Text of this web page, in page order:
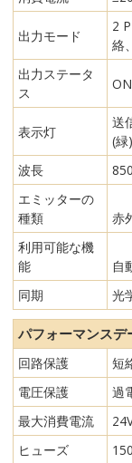
出力モード
2
絡
出力ステータ
ス
表示灯
送
(
波長
エミッターの
種類
赤
利用可能な機
能
自
同期
光
パフォーマンスデ
回路保護
短
電圧保護
過
最大消費電流
ヒューズ